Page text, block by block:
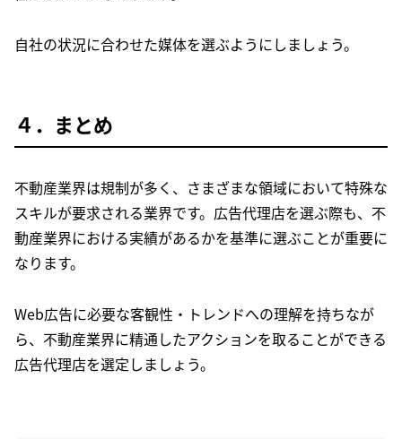
自社の状況に合わせた媒体を選ぶようにしましょう。
４．まとめ
不動産業界は規制が多く、さまざまな領域において特殊な
スキルが要求される業界です。広告代理店を選ぶ際も、不
動産業界における実績があるかを基準に選ぶことが重要に
なります。
Web広告に必要な客観性・トレンドへの理解を持ちなが
ら、不動産業界に精通したアクションを取ることができる
広告代理店を選定しましょう。